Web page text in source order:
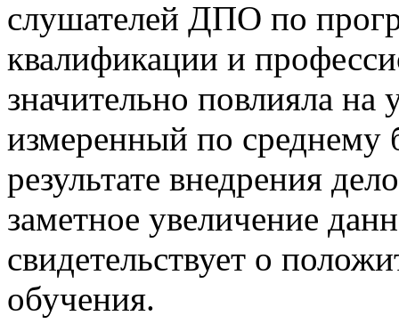
слушателей ДПО по
квалификации и
значительно повлияла на
измеренный по среднему
результате внедрения
заметное увеличение
свидетельствует о
обучения.